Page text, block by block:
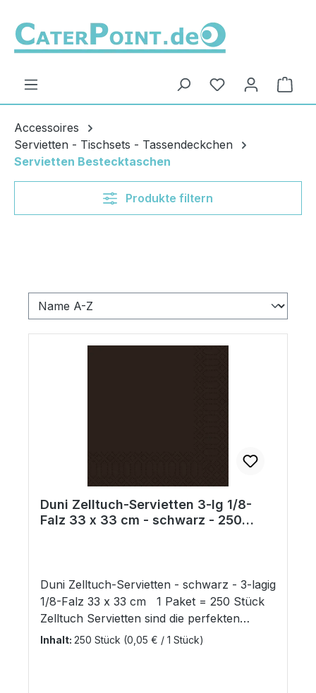
Du hast 0
Accessoires
Servietten - Tischsets - Tassendeckchen
Servietten Bestecktaschen
Produkte filtern
Duni Zelltuch-Servietten 3-lg 1/8-
Falz 33 x 33 cm - schwarz - 250
Duni Zelltuch-Servietten - schwarz - 3-lagig
1/8-Falz 33 x 33 cm 1 Paket = 250 Stück
Zelltuch Servietten sind die perfekten
Servietten für jeden Tag. In gewohnter Duni
Inhalt: 250 Stück (0,05 € / 1 Stück)